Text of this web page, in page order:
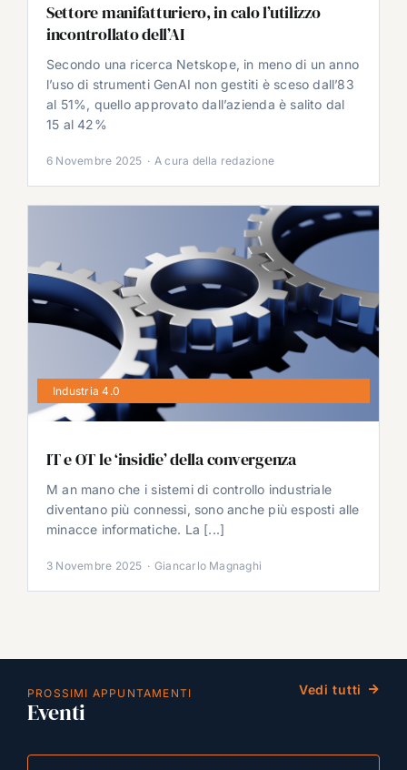
Settore manifatturiero, in calo l’utilizzo
incontrollato dell’AI
Secondo una ricerca Netskope, in meno di un anno
l’uso di strumenti GenAI non gestiti è sceso dall’83
al 51%, quello approvato dall’azienda è salito dal
15 al 42%
6 Novembre 2025 · A cura della redazione
Industria 4.0
IT e OT le ‘insidie’ della convergenza
M an mano che i sistemi di controllo industriale
diventano più connessi, sono anche più esposti alle
minacce informatiche. La [...]
3 Novembre 2025 · Giancarlo Magnaghi
PROSSIMI APPUNTAMENTI
Eventi
Vedi tutti